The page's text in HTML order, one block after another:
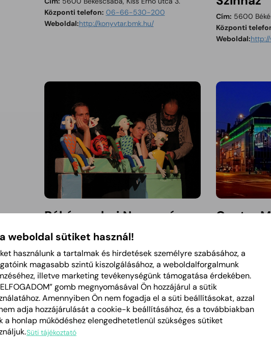
Központi telefon: 06-66-530-200
Weboldal:Tartalom megnyitása új ablakban
http://konyvtar.bmk.hu/
Cím: 5600
Központi
Weboldal:http://
Békéscsabai Napsugár
Bábszínház
Központi telefon: 06-66-333-261
Weboldal:Tartalom megnyitása új ablakban
http://www.napsugarbab.hu
Center
5600
Weboldal:
weboldal sütiket használ!
használunk a tartalmak és hirdetések személyre szabásához, a
magasabb szintű kiszolgálásához, a weboldalforgalmunk
illetve marketing tevékenységünk támogatása érdekében.
gomb megnyomásával Ön hozzájárul a sütik
Amennyiben Ön nem fogadja el a süti beállításokat, azzal
adja hozzájárulását a cookie-k beállításához, és a továbbiakban
a honlap működéshez elengedhetetlenül szükséges sütiket
Süti tájékoztató